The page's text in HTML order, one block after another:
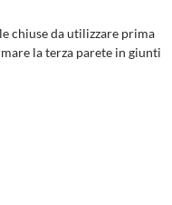
chiuse da utilizzare prima
la terza parete in giunti